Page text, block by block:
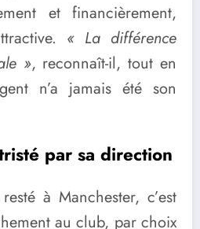
et financièrement,
« La différence
», reconnaît-il, tout en
n’a jamais été son
par sa direction
à Manchester, c’est
au club, par choix